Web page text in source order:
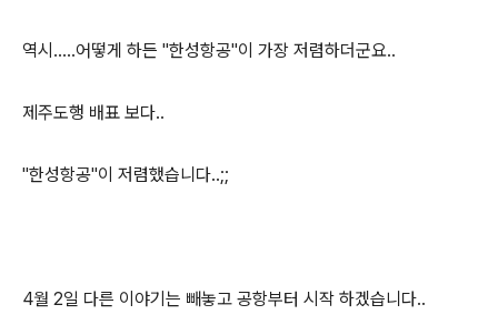
역시.....어떻게 하든 "한성항공"이 가장 저렴하더군요..
제주도행 배표 보다..
"한성항공"이 저렴했습니다..;;
4월 2일 다른 이야기는 빼놓고 공항부터 시작 하겠습니다..